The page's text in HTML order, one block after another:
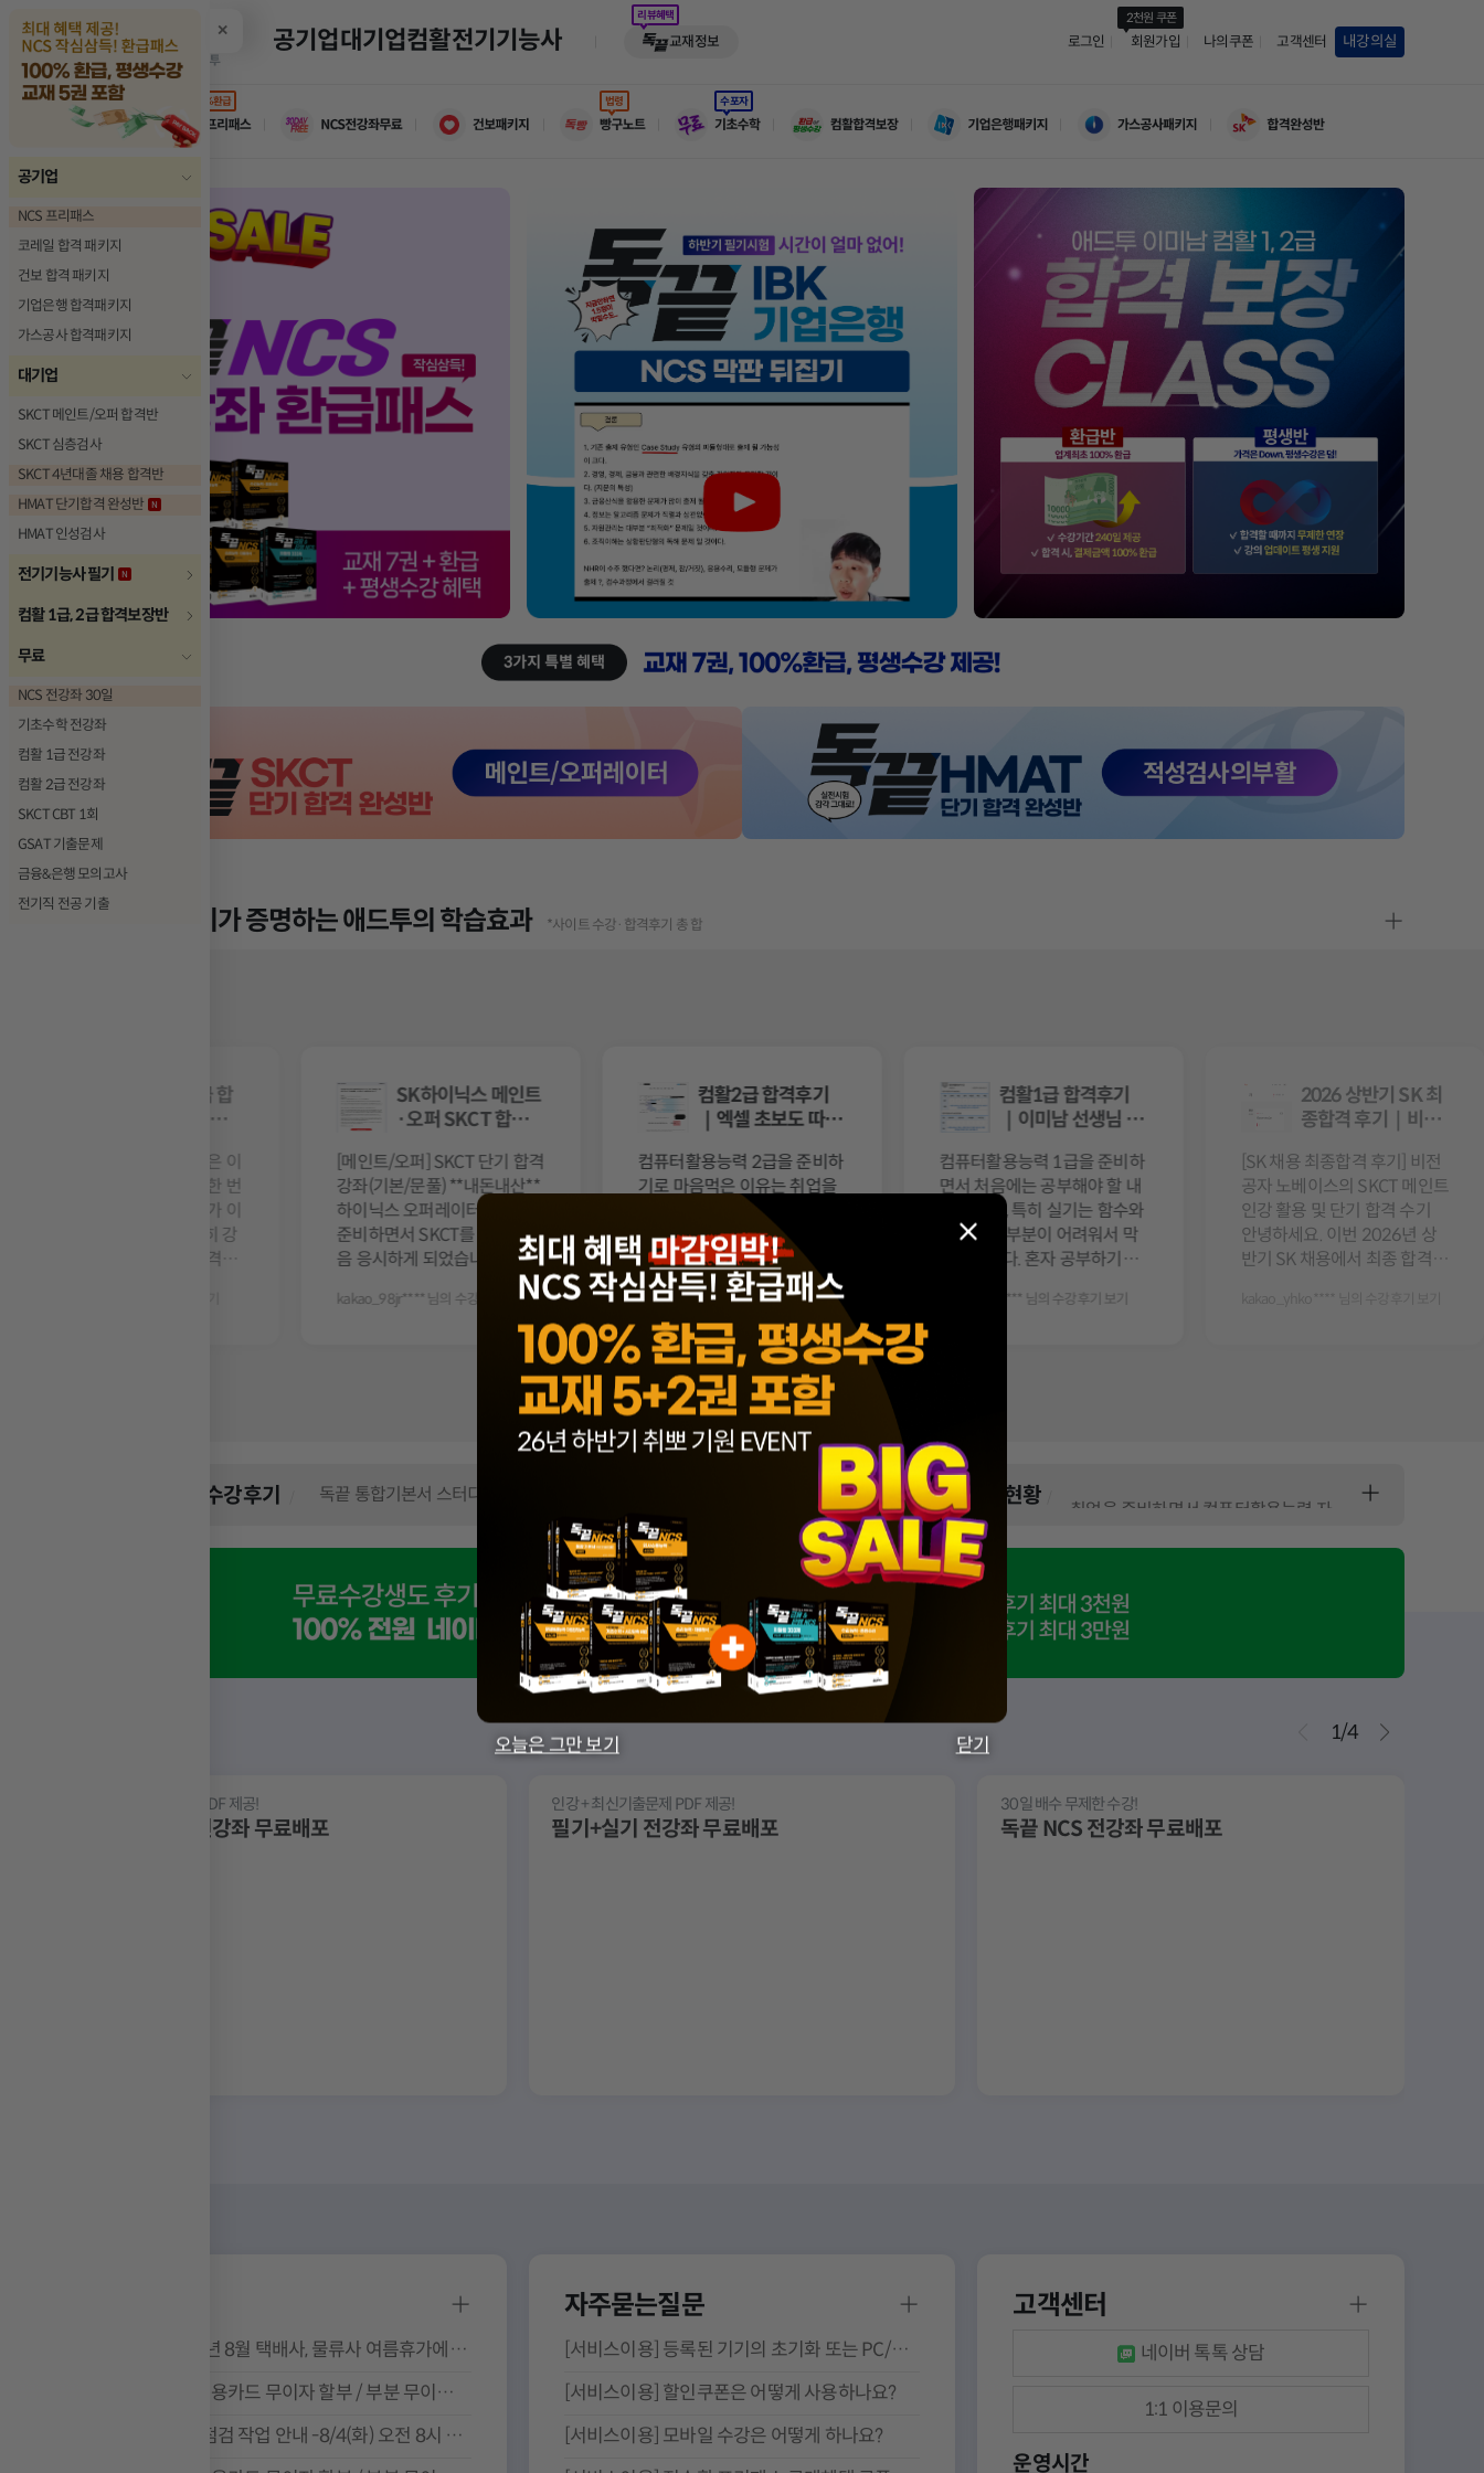
✕
공기업
NCS 프리패스
코레일 합격 패키지
건보 합격 패키지
기업은행 합격패키지
가스공사 합격패키지
대기업
SKCT 메인트/오퍼 합격반
SKCT 심층검사
SKCT 4년대졸 채용 합격반
HMAT 단기합격 완성반
HMAT 인성검사
전기기능사 필기
컴활 1급, 2급 합격보장반
무료
NCS 전강좌 30일
기초수학 전강좌
컴활 1급 전강좌
컴활 2급 전강좌
SKCT CBT 1회
GSAT 기출문제
금융&은행 모의고사
전기직 전공 기출
공기업대기업컴활전기기능사 교재정보
리뷰혜택
로그인 회원가입
2천원 쿠폰
나의쿠폰 고객센터 내강의실
100%환급 법령 수포자
6,073개 후기가 증명하는 애드투의 학습효과 *사이트 수강·합격후기 총 합
컴퓨터 활용 1급 합
격의 길, 이미남 선생
컴활 1급 필기+실기 합격은 이
도 다뤄본 적 없는 왕초보가 이
미남 선생님을 믿고 열심히 강
의를 듣고 연습한 결과 합격후
SK하이닉스 메인트
·오퍼 SKCT 합격후
[메인트/오퍼] SKCT 단기 합격
강좌(기본/문풀) **내돈내산**
하이닉스 오퍼레이터 직무를
준비하면서 SKCT를 이번에 처
음 응시하게 되었습니다. 서류
합격 발표 후 실제 시험일까지
···
kakao_98jr**** 님의 수강후기 보기
컴활2급 합격후기
｜엑셀 초보도 따라
컴퓨터활용능력 2급을 준비하
기로 마음먹은 이유는 취업을
준비하면서 기본적으로 있으
면 좋은 자격증이라는 이야기
를 많이 들었기 때문입니다. 처
음에는 독학도 생각했는데 막
상 교재를 펼쳐보니 엑셀 기능
···
kakao_yeon**** 님의 수강후기 보기
컴활1급 합격후기
｜이미남 선생님 강
컴퓨터활용능력 1급을 준비하
면서 처음에는 공부해야 할 내
용도 많고, 특히 실기는 함수와
프로시저 부분이 어려워서 막
막했습니다. 혼자 공부하기에
힘들 것 같아 에드투 이···
naver_wjd**** 님의 수강후기 보기
2026 상반기 SK 최
종합격 후기｜비전
[SK 채용 최종합격 후기] 비전
공자 노베이스의 SKCT 메인트
인강 활용 및 단기 합격 수기
안녕하세요. 이번 2026년 상
반기 SK 채용에서 최종 합격하
따끈따끈한 수강후기
[수리 온라인 학원 스터디 9기 후기] NCS를 준비하며 어려웠던 수리, 문제해결, 자
독끝 NCS 통합 기본서 이론+문풀(모듈편+피셋편) 수강후기! - 예상치 못하게 서류
독끝 NCS 수리 완성 Online 학원과정을 2주 동안 수강하면서 NCS 수리영역에 대한
친절하시고 페이지위치도 잘 알려주셔서 감사합니다
초보자입장에서 친절하게 알려주시고 페이지 위치도 알로주셔서 너무 만족합니다
이번 독끝 스터디를 통해 NCS 문제해결 영역에서 단순히 문제를 많이 푸는 것보다 문제의
실시간 합격현황
독끝 NCS 통합 기본서 이론+문풀(모듈편+피셋편) 수강후기! - 예상치 못하게 서류
컴퓨터활용능력 2급 자격증을 취득하기 위해 여러 강의를 비교해보다가 애드투의 이미남 컴활
컴퓨터활용능력 2급을 준비하기로 마음먹은 이유는 취업을 준비하면서 기본적으로 있으면 좋은
컴퓨터활용능력 1급을 준비하면서 처음에는 공부해야 할 내용도 많고, 특히 실기는 함수와 프
인강 + 핵심요약 PDF 제공!
필기+실기 전강좌 무료배포
인강 + 최신기출문제 PDF 제공!
필기+실기 전강좌 무료배포
30일 배수 무제한 수강!
독끝 NCS 전강좌 무료배포
1/4
[공지] 2026년 8월 택배사, 물류사 여름휴가에 따른 배송 휴무 안내
[공지] 8월 신용카드 무이자 할부 / 부분 무이자 할부 혜택 안내
[완료] 서버 점검 작업 안내 -8/4(화) 오전 8시 40분 진행
자주묻는질문
[서비스이용] 등록된 기기의 초기화 또는 PC/휴대폰 변경은 어떻게 하나요?
[서비스이용] 할인쿠폰은 어떻게 사용하나요?
[서비스이용] 모바일 수강은 어떻게 하나요?
고객센터
네이버 톡톡 상담
1:1 이용문의
운영시간
오늘은 그만 보기 닫기